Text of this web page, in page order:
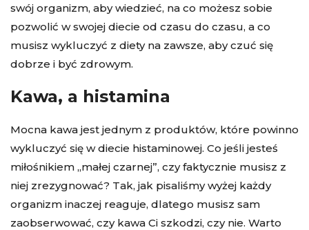
swój organizm, aby wiedzieć, na co możesz sobie
pozwolić w swojej diecie od czasu do czasu, a co
musisz wykluczyć z diety na zawsze, aby czuć się
dobrze i być zdrowym.
Kawa, a histamina
Mocna kawa jest jednym z produktów, które powinno
wykluczyć się w diecie histaminowej. Co jeśli jesteś
miłośnikiem „małej czarnej”, czy faktycznie musisz z
niej zrezygnować? Tak, jak pisaliśmy wyżej każdy
organizm inaczej reaguje, dlatego musisz sam
zaobserwować, czy kawa Ci szkodzi, czy nie. Warto